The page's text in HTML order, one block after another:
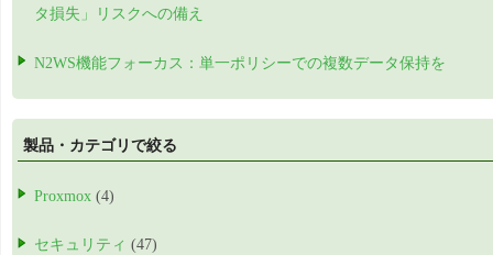
タ損失」リスクへの備え
N2WS機能フォーカス：単一ポリシーでの複数データ保持を
製品・カテゴリで絞る
Proxmox (4)
セキュリティ (47)